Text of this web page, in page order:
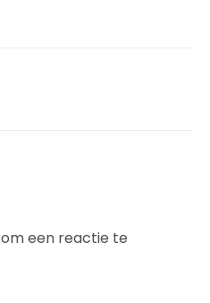
om een reactie te